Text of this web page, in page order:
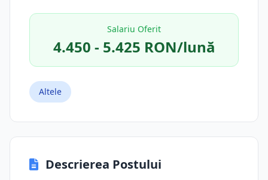
Salariu Oferit
4.450 - 5.425 RON/lună
Altele
Descrierea Postului